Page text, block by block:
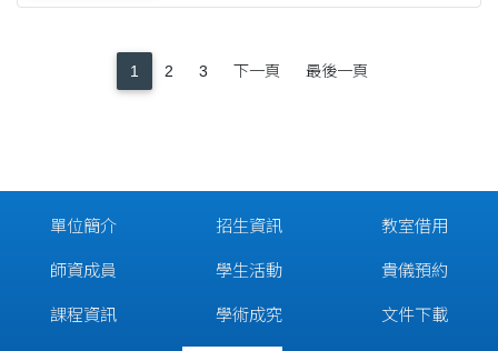
1 2 3 下一頁 最後一頁
單位簡介
師資成員
課程資訊
招生資訊
學生活動
學術成究
教室借用
貴儀預約
文件下載